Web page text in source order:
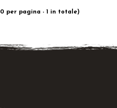
per pagina - 1 in totale)